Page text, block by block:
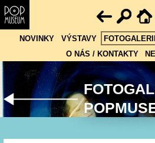
NOVINKY VÝSTAVY
O NÁS / KONTAKTY